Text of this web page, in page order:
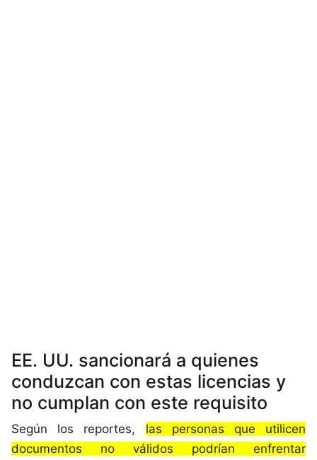
EE. UU. sancionará a quienes
conduzcan con estas licencias y
no cumplan con este requisito
Según los reportes, las personas que utilicen
documentos no válidos podrían enfrentar